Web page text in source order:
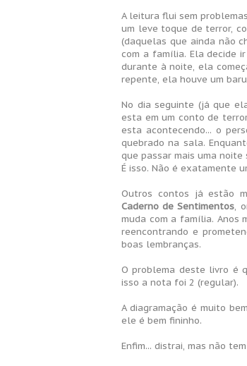
A leitura flui sem
um leve toque de terror,
(daquelas que ainda não
com a família. Ela decide
durante à noite, ela
repente, ela houve um
No dia seguinte (já que
esta em um conto de
esta acontecendo... o
quebrado na sala.
que passar mais uma noite
É isso. Não é exatamente
Outros contos já estão
Caderno de Sentimentos,
muda com a família. Anos
reencontrando e
boas lembranças.
O problema deste livro é
isso a nota foi 2 (regular).
A diagramação é muito
ele é bem fininho.
Enfim... distrai, mas não